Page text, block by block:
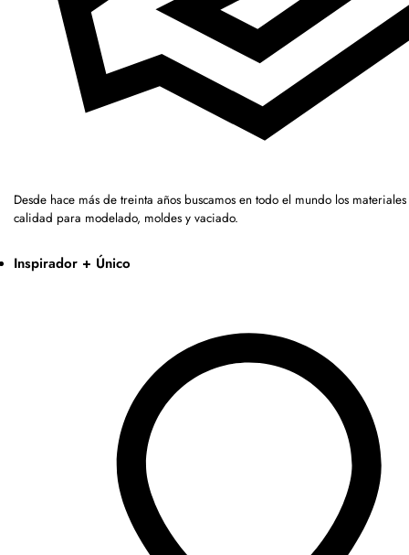
Desde hace más de treinta años buscamos en todo el mundo los
calidad para modelado, moldes y vaciado.
Inspirador + Único